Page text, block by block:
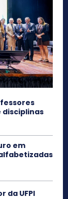
em
da UFPI